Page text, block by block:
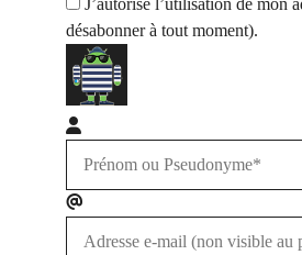
J’autorise l’utilisation de mon
désabonner à tout moment).